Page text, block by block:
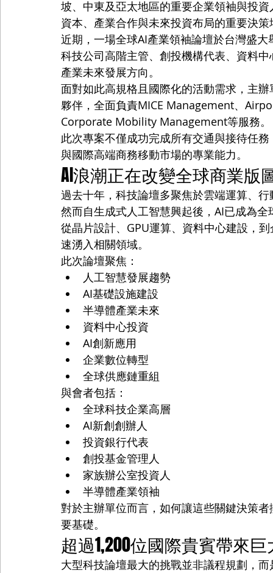
坡、中東及亞太地區的重要企業領袖與投
資本、產業合作與未來投資布局的重要決策
近期，一場全球AI產業領袖論壇於台灣盛
科技公司高階主管、創投機構代表、資料
產業未來發展方向。
面對如此高規格且國際化的活動需求，主
夥伴，全面負責MICE Management、
Corporate Mobility Management等服務。
此次專案不僅成功完成所有交通與接待任
與國際高端商務移動市場的專業能力。
AI浪潮正在改變全球商業版
過去十年，科技論壇多聚焦於雲端運算、
然而自生成式人工智慧興起後，AI已成為
從晶片設計、GPU運算、資料中心建設，
速湧入相關領域。
此次論壇聚焦：
人工智慧發展趨勢
AI基礎設施建設
半導體產業未來
資料中心投資
AI創新應用
企業數位轉型
全球供應鏈重組
與會者包括：
全球科技企業高層
AI新創創辦人
投資銀行代表
創投基金管理人
家族辦公室投資人
半導體產業領袖
對於主辦單位而言，如何讓這些關鍵決策
要基礎。
超過1,200位國際貴賓帶來
大型科技論壇最大的挑戰並非議程規劃，